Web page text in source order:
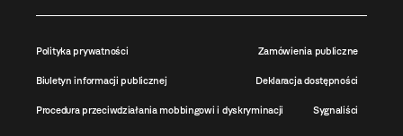
Polityka prywatności Zamówienia publiczne
Biuletyn informacji publicznej Deklaracja dostępności
Procedura przeciwdziałania mobbingowi i dyskryminacji Sygnaliści